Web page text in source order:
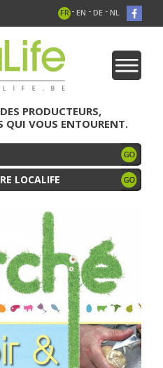
FR - EN - DE - NL
PRODUCTEURS,
QUI VOUS ENTOURENT.
LOCALIFE